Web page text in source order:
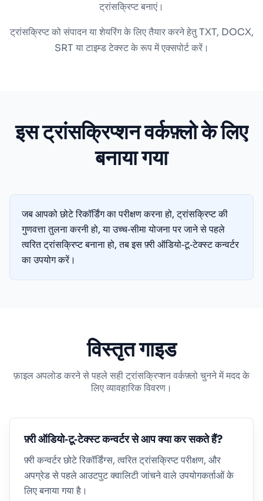
ट्रांसक्रिप्ट बनाएं।
ट्रांसक्रिप्ट को संपादन या शेयरिंग के लिए तैयार करने हेतु TXT, DOCX,
SRT या टाइम्ड टेक्स्ट के रूप में एक्सपोर्ट करें।
इस ट्रांसक्रिप्शन वर्कफ़्लो के लिए
बनाया गया
जब आपको छोटे रिकॉर्डिंग का परीक्षण करना हो, ट्रांसक्रिप्ट की
गुणवत्ता तुलना करनी हो, या उच्च‑सीमा योजना पर जाने से पहले
त्वरित ट्रांसक्रिप्ट बनाना हो, तब इस फ़्री ऑडियो‑टू‑टेक्स्ट कन्वर्टर
का उपयोग करें।
विस्तृत गाइड
फ़ाइल अपलोड करने से पहले सही ट्रांसक्रिप्शन वर्कफ़्लो चुनने में मदद के
लिए व्यावहारिक विवरण।
फ़्री ऑडियो‑टू‑टेक्स्ट कन्वर्टर से आप क्या कर सकते हैं?
फ़्री कन्वर्टर छोटे रिकॉर्डिंग्स, त्वरित ट्रांसक्रिप्ट परीक्षण, और
अपग्रेड से पहले आउटपुट क्वालिटी जांचने वाले उपयोगकर्ताओं के
लिए बनाया गया है।